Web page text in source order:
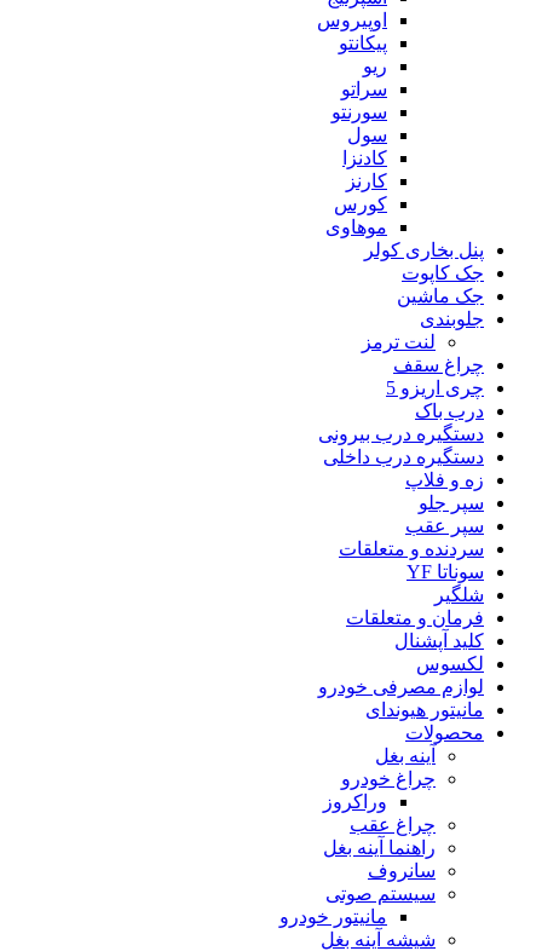
اوپیروس
پیکانتو
ریو
سراتو
سورنتو
سول
کادنزا
کارنز
کورس
موهاوی
پنل بخاری کولر
جک کاپوت
جک ماشین
جلوبندی
لنت ترمز
چراغ سقف
چری اریزو 5
درب باک
دستگیره درب بیرونی
دستگیره درب داخلی
زه و فلاپ
سپر جلو
سپر عقب
سردنده و متعلقات
سوناتا YF
شلگیر
فرمان و متعلقات
کلید آپشنال
لکسوس
لوازم مصرفی خودرو
مانیتور هیوندای
محصولات
آینه بغل
چراغ خودرو
وراکروز
چراغ عقب
راهنما آینه بغل
سانروف
سیستم صوتی
مانیتور خودرو
شیشه آینه بغل